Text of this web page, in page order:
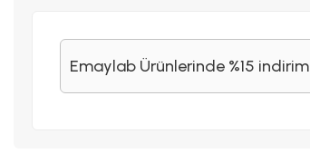
Emaylab Ürünlerinde %15 indirim